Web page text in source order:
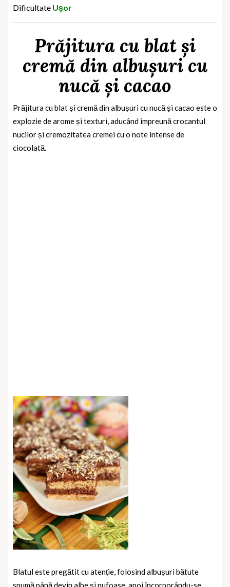
Dificultate Ușor
Prăjitura cu blat și
cremă din albușuri cu
nucă și cacao
Prăjitura cu blat și cremă din albușuri cu nucă și cacao este o
explozie de arome și texturi, aducând împreună crocantul
nucilor și cremozitatea cremei cu o note intense de
ciocolată.
Blatul este pregătit cu atenție, folosind albușuri bătute
spumă până devin albe și pufoase, apoi încorporându-se